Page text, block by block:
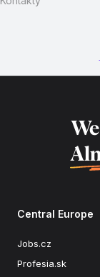
Central Europe
Jobs.cz
Profesia.sk